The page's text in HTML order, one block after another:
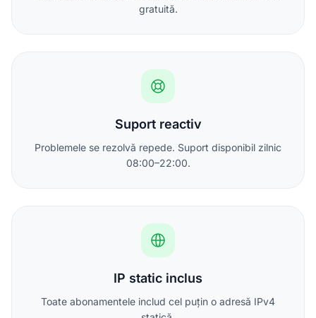
gratuită.
Suport reactiv
Problemele se rezolvă repede. Suport disponibil zilnic
08:00–22:00.
IP static inclus
Toate abonamentele includ cel puțin o adresă IPv4